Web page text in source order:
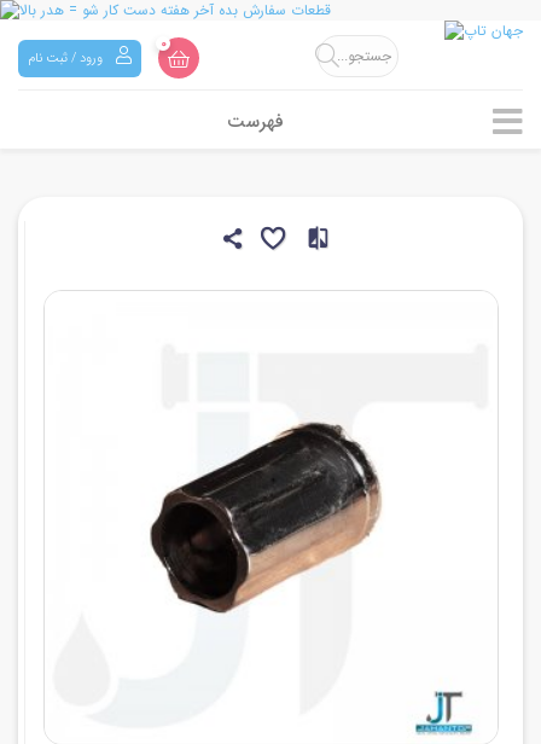
0
ورود / ثبت نام
فهرست